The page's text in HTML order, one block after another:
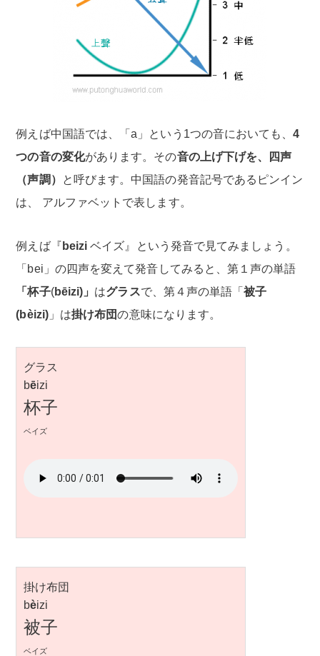
例えば中国語では、「a」という1つの音においても、4
つの音の変化があります。その音の上げ下げを、四声
（声調）
と呼びます。中国語の発音記号であるピンイン
は、 アルファベットで表します。
例えば『 beizi ベイズ』という発音で見てみましょう。
「bei」の四声を変えて発音してみると、第１声の単語
「杯子(bēizi)」 はグラスで、第４声の単語「被子
(bèizi)」は掛け布団の意味になります。
グラス
bēizi
杯子
ベイズ
掛け布団
bèizi
被子
ベイズ